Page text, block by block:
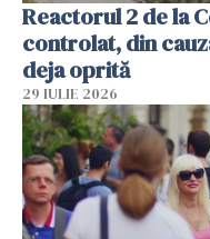
Reactorul 2 de la
controlat, din
deja oprită
29 IULIE 2026